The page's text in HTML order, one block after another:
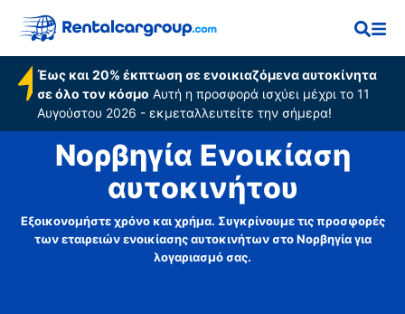
Έως και 20% έκπτωση σε ενοικιαζόμενα αυτοκίνητα
σε όλο τον κόσμο Αυτή η προσφορά ισχύει μέχρι το 11
Αυγούστου 2026 - εκμεταλλευτείτε την σήμερα!
Νορβηγία Ενοικίαση
αυτοκινήτου
Εξοικονομήστε χρόνο και χρήμα. Συγκρίνουμε τις προσφορές
των εταιρειών ενοικίασης αυτοκινήτων στο Νορβηγία για
λογαριασμό σας.